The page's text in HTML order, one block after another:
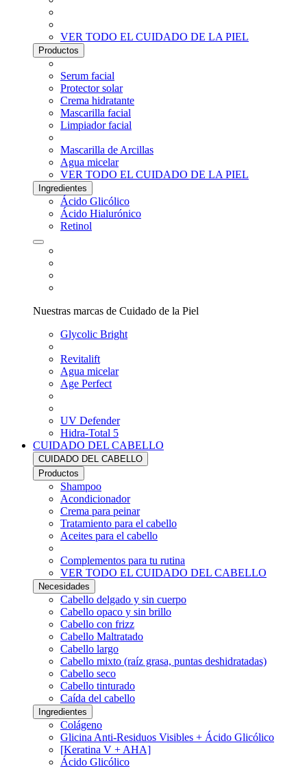
VER TODO EL CUIDADO DE LA PIEL
Productos
Serum facial
Protector solar
Crema hidratante
Mascarilla facial
Limpiador facial
Mascarilla de Arcillas
Agua micelar
VER TODO EL CUIDADO DE LA PIEL
Ingredientes
Ácido Glicólico
Ácido Hialurónico
Retinol
Nuestras marcas de Cuidado de la Piel
Glycolic Bright
Revitalift
Agua micelar
Age Perfect
UV Defender
Hidra-Total 5
CUIDADO DEL CABELLO
CUIDADO DEL CABELLO
Productos
Shampoo
Acondicionador
Crema para peinar
Tratamiento para el cabello
Aceites para el cabello
Complementos para tu rutina
VER TODO EL CUIDADO DEL CABELLO
Necesidades
Cabello delgado y sin cuerpo
Cabello opaco y sin brillo
Cabello con frizz
Cabello Maltratado
Cabello largo
Cabello mixto (raíz grasa, puntas deshidratadas)
Cabello seco
Cabello tinturado
Caída del cabello
Ingredientes
Colágeno
Glicina Anti-Residuos Visibles + Ácido Glicólico
[Keratina V + AHA]
Ácido Glicólico